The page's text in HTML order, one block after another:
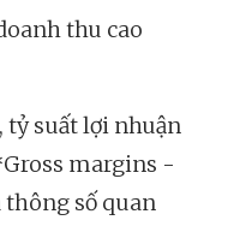
thu cao
tỷ suất lợi nhuận
margins -
thông số quan